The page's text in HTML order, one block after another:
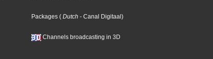
Packages ( Dutch - Canal Digitaal)
Channels broadcasting in 3D